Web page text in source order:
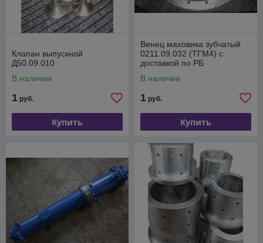
Клапан выпускной
Д50.09.010
В наличии
1 руб.
Купить
Венец маховика зубчатый
0211.09.032 (ТГМ4) с
доставкой по РБ
В наличии
1 руб.
Купить